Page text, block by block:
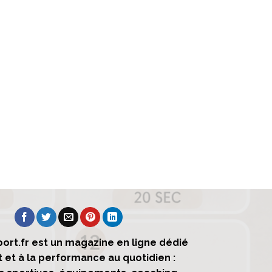
est un magazine en ligne dédié
et à la performance au quotidien :